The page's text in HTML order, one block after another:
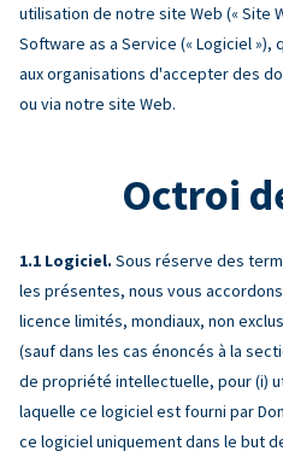
utilisation de notre site Web (« Site
Software as a Service (« Logiciel
aux organisations d'accepter des
ou via notre site Web.
Octroi
Logiciel. Sous réserve des
les présentes, nous vous
licence limités, mondiaux, non
(sauf dans les cas énoncés à la
de propriété intellectuelle, pour (i)
laquelle ce logiciel est fourni par
ce logiciel uniquement dans le but